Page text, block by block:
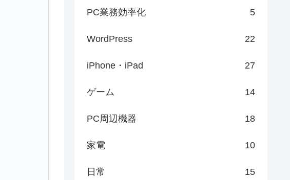
PC業務効率化 5
WordPress 22
iPhone・iPad 27
ゲーム 14
PC周辺機器 18
家電 10
日常 15